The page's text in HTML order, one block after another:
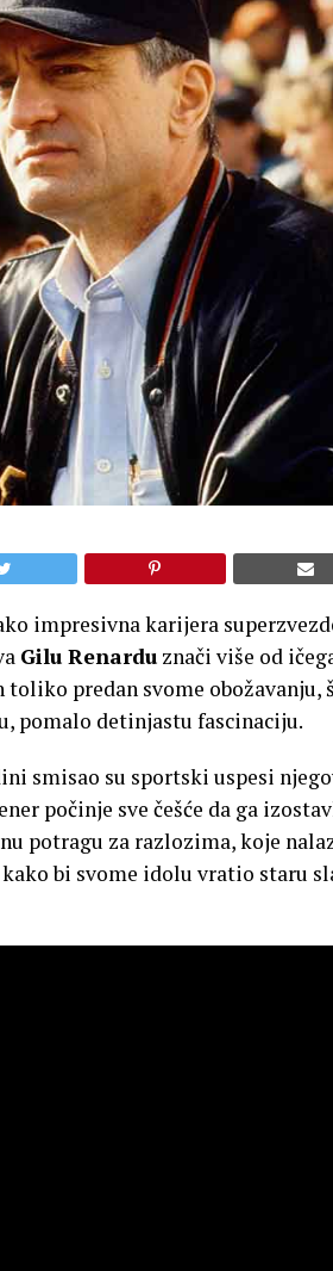
impresivna karijera
Gilu Renardu znači više od
toliko predan svome
pomalo detinjastu fascinaciju.
smisao su sportski uspesi
počinje sve češće da ga
potragu za razlozima, koje
kako bi svome idolu vratio staru